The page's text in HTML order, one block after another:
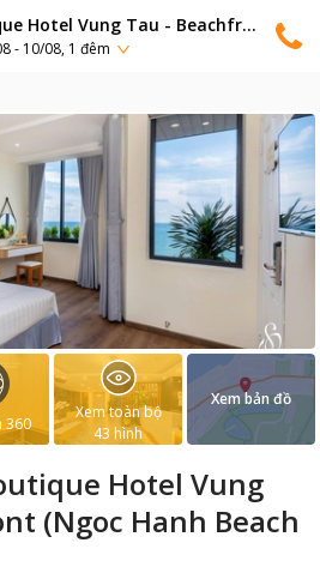
One Season Boutique Hotel Vung Tau - Beachfront (Ngoc Hanh Beach Hotel cũ)
- 10/08, 1 đêm
Hotel Vung
(Ngoc Hanh Beach
360
Xem toàn bộ
43 hình
Xem bản đồ